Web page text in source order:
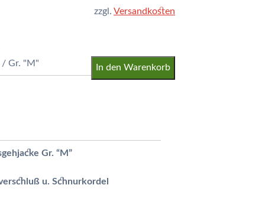
zzgl. Versandkosten
In den Warenkorb
/ Gr. "M"
Gr. “M”
u. Schnurkordel